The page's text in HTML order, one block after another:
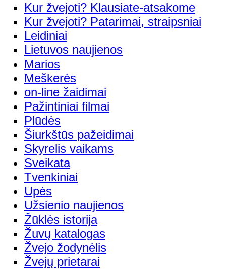
Kur žvejoti? Klausiate-atsakome
Kur žvejoti? Patarimai, straipsniai
Leidiniai
Lietuvos naujienos
Marios
Meškerės
on-line žaidimai
Pažintiniai filmai
Plūdės
Šiurkštūs pažeidimai
Skyrelis vaikams
Sveikata
Tvenkiniai
Upės
Užsienio naujienos
Žūklės istorija
Žuvų katalogas
Žvejo žodynėlis
Žvejų prietarai